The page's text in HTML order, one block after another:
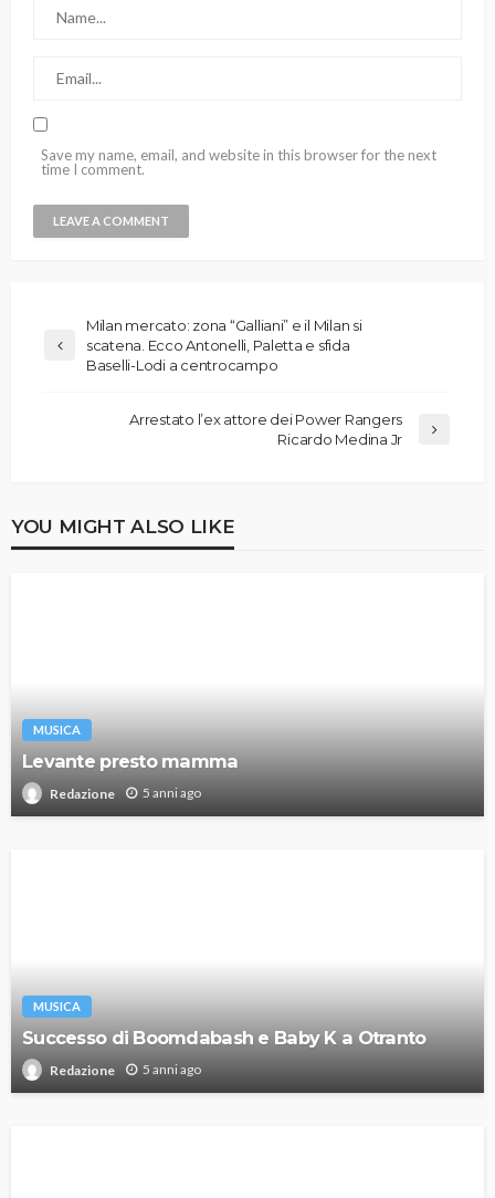
Save my name, email, and website in this browser for the next
time I comment.
Milan mercato: zona “Galliani” e il Milan si
scatena. Ecco Antonelli, Paletta e sfida
Baselli-Lodi a centrocampo
Arrestato l’ex attore dei Power Rangers
Ricardo Medina Jr
YOU MIGHT ALSO LIKE
MUSICA
Levante presto mamma
Redazione 5 anni ago
MUSICA
Successo di Boomdabash e Baby K a Otranto
Redazione 5 anni ago